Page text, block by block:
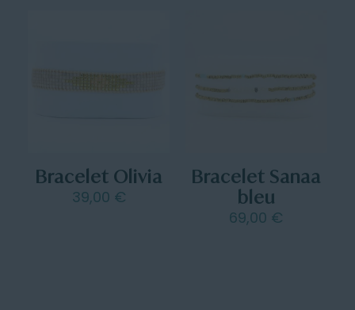
Bracelet Olivia
39,00 €
Bracelet Sanaa
bleu
69,00 €